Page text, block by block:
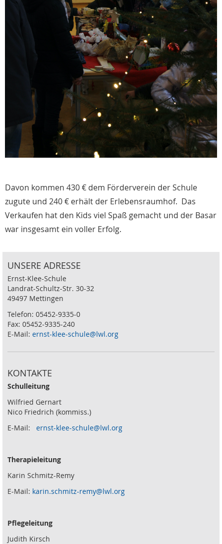
Davon kommen 430 € dem Förderverein der Schule
zugute und 240 € erhält der Erlebensraumhof. Das
Verkaufen hat den Kids viel Spaß gemacht und der Basar
war insgesamt ein voller Erfolg.
UNSERE ADRESSE
Ernst-Klee-Schule
Landrat-Schultz-Str. 30-32
49497 Mettingen
Telefon: 05452-9335-0
Fax: 05452-9335-240
E-Mail: ernst-klee-schule@lwl.org
KONTAKTE
Schulleitung
Wilfried Gernart
Nico Friedrich (kommiss.)
E-Mail: ernst-klee-schule@lwl.org
Therapieleitung
Karin Schmitz-Remy
E-Mail: karin.schmitz-remy@lwl.org
Pflegeleitung
Judith Kirsch